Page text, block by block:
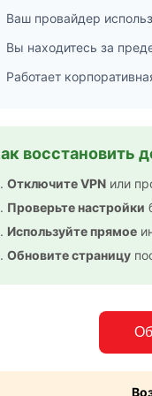
Ваш провайдер
Вы находитесь за
Работает
восстановить
Отключите VPN или
Проверьте настройки
Используйте прямое
Обновите страницу